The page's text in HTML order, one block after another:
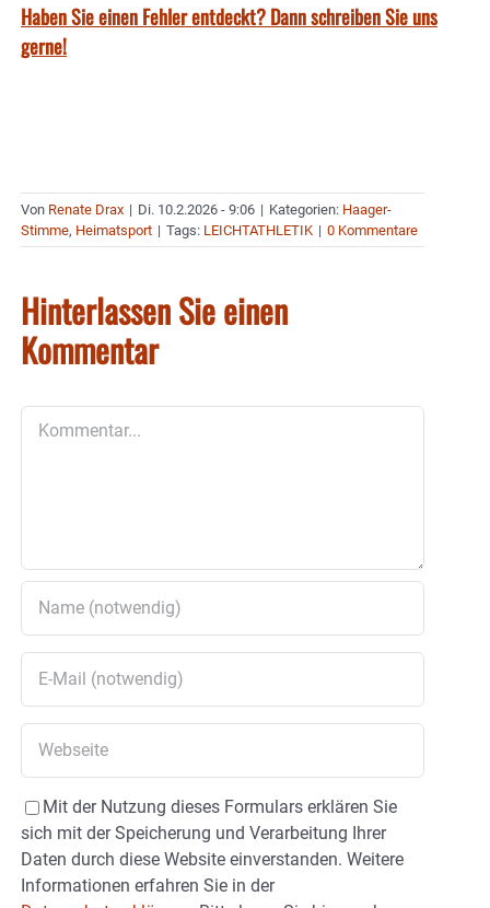
Haben Sie einen Fehler entdeckt? Dann schreiben Sie uns
gerne!
Von Renate Drax | Di. 10.2.2026 - 9:06 | Kategorien: Haager-
Stimme, Heimatsport | Tags: LEICHTATHLETIK | 0 Kommentare
Hinterlassen Sie einen
Kommentar
Mit der Nutzung dieses Formulars erklären Sie
sich mit der Speicherung und Verarbeitung Ihrer
Daten durch diese Website einverstanden. Weitere
Informationen erfahren Sie in der